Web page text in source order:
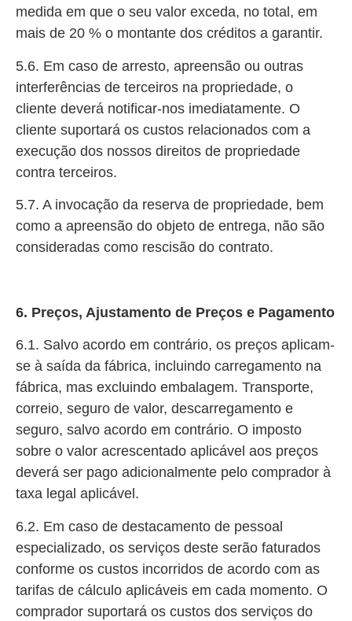
medida em que o seu valor exceda, no total, em
mais de 20 % o montante dos créditos a garantir.
5.6. Em caso de arresto, apreensão ou outras
interferências de terceiros na propriedade, o
cliente deverá notificar-nos imediatamente. O
cliente suportará os custos relacionados com a
execução dos nossos direitos de propriedade
contra terceiros.
5.7. A invocação da reserva de propriedade, bem
como a apreensão do objeto de entrega, não são
consideradas como rescisão do contrato.
6. Preços, Ajustamento de Preços e Pagamento
6.1. Salvo acordo em contrário, os preços aplicam-
se à saída da fábrica, incluindo carregamento na
fábrica, mas excluindo embalagem. Transporte,
correio, seguro de valor, descarregamento e
seguro, salvo acordo em contrário. O imposto
sobre o valor acrescentado aplicável aos preços
deverá ser pago adicionalmente pelo comprador à
taxa legal aplicável.
6.2. Em caso de destacamento de pessoal
especializado, os serviços deste serão faturados
conforme os custos incorridos de acordo com as
tarifas de cálculo aplicáveis em cada momento. O
comprador suportará os custos dos serviços do